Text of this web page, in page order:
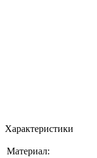
Характеристики
Материал: